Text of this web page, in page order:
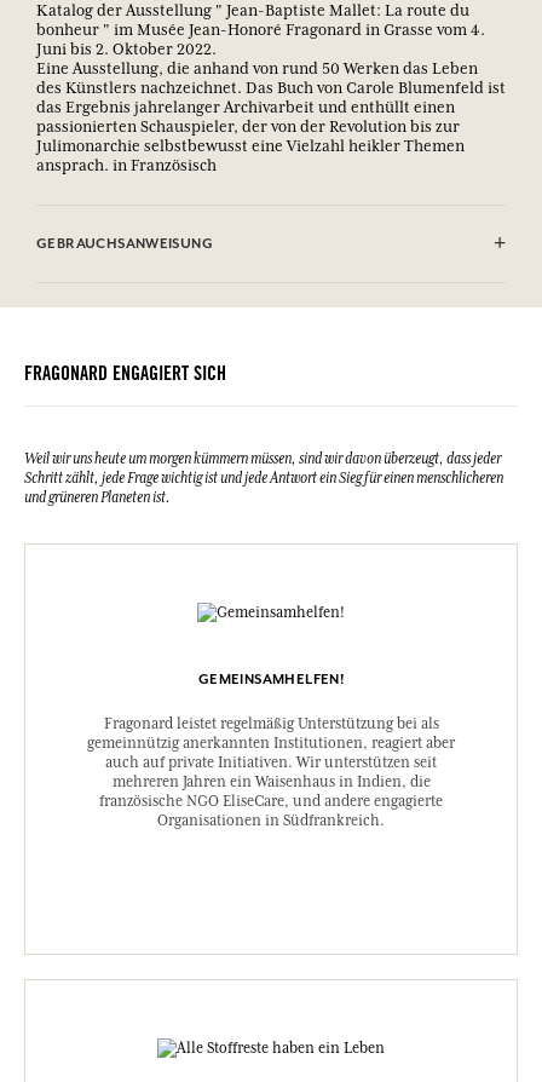
Katalog der Ausstellung " Jean-Baptiste Mallet: La route du
bonheur " im Musée Jean-Honoré Fragonard in Grasse vom 4.
Juni bis 2. Oktober 2022.
Eine Ausstellung, die anhand von rund 50 Werken das Leben
des Künstlers nachzeichnet. Das Buch von Carole Blumenfeld ist
das Ergebnis jahrelanger Archivarbeit und enthüllt einen
passionierten Schauspieler, der von der Revolution bis zur
Julimonarchie selbstbewusst eine Vielzahl heikler Themen
ansprach. in Französisch
GEBRAUCHSANWEISUNG
FRAGONARD ENGAGIERT SICH
Weil wir uns heute um morgen kümmern müssen, sind wir davon überzeugt, dass jeder
Schritt zählt, jede Frage wichtig ist und jede Antwort ein Sieg für einen menschlicheren
und grüneren Planeten ist.
GEMEINSAMHELFEN!
Fragonard leistet regelmäßig Unterstützung bei als
gemeinnützig anerkannten Institutionen, reagiert aber
auch auf private Initiativen. Wir unterstützen seit
mehreren Jahren ein Waisenhaus in Indien, die
französische NGO EliseCare, und andere engagierte
Organisationen in Südfrankreich.